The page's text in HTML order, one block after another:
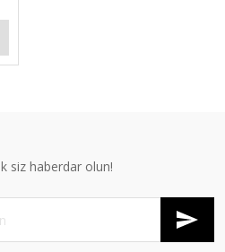
siz haberdar olun!